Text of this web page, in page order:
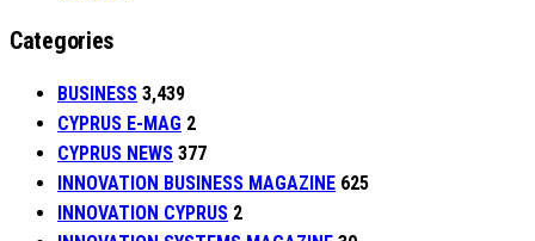
Categories
BUSINESS 3,439
CYPRUS E-MAG 2
CYPRUS NEWS 377
INNOVATION BUSINESS MAGAZINE 625
INNOVATION CYPRUS 2